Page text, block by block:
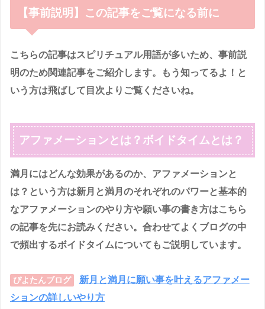
【事前説明】この記事をご覧になる前に
こちらの記事はスピリチュアル用語が多いため、事前説
明のため関連記事をご紹介します。もう知ってるよ！と
いう方は飛ばして目次よりご覧くださいね。
アファメーションとは？ボイドタイムとは？
満月にはどんな効果があるのか、アファメーションと
は？という方は新月と満月のそれぞれのパワーと基本的
なアファメーションのやり方や願い事の書き方はこちら
の記事を先にお読みください。合わせてよくブログの中
で頻出するボイドタイムについてもご説明しています。
ぴよたんブログ
新月と満月に願い事を叶えるアファメー
ションの詳しいやり方